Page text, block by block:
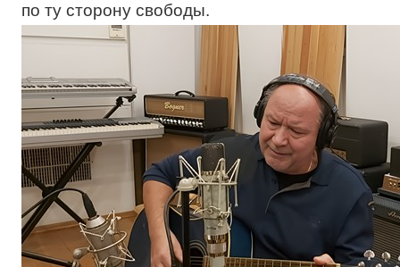
по ту сторону свободы.